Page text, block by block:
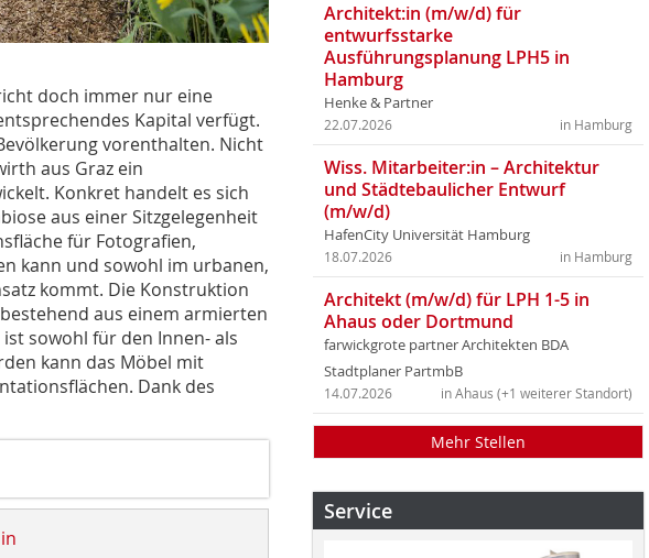
doch immer nur eine
Kapital verfügt.
vorenthalten. Nicht
aus Graz ein
Konkret handelt es sich
aus einer Sitzgelegenheit
für Fotografien,
kann und sowohl im urbanen,
kommt. Die Konstruktion
aus einem armierten
sowohl für den Innen- als
kann das Möbel mit
Dank des
Architekt:in (m/w/d) für
entwurfsstarke
Ausführungsplanung LPH5 in
Hamburg
Henke & Partner
in Hamburg
22.07.2026
Wiss. Mitarbeiter:in – Architektur
und Städtebaulicher Entwurf
(m/w/d)
HafenCity Universität Hamburg
in Hamburg
18.07.2026
Architekt (m/w/d) für LPH 1-5 in
Ahaus oder Dortmund
farwickgrote partner Architekten BDA
Stadtplaner PartmbB
in Ahaus (+1 weiterer Standort)
14.07.2026
Mehr Stellen
Service